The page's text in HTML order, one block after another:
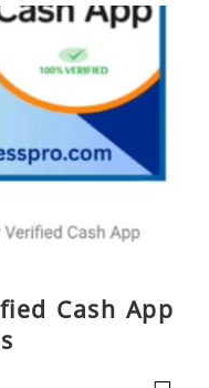
Cash App